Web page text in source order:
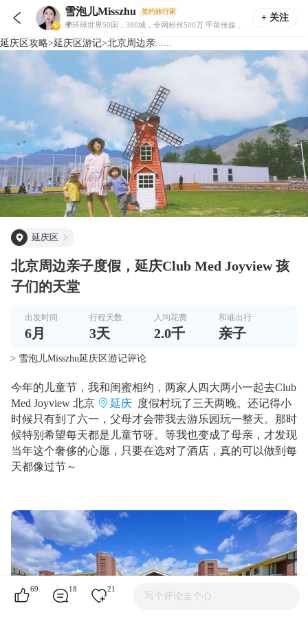
 雪泡儿Misszhu 签约旅行家
+ 关注
延庆区攻略>延庆区游记>北京周边亲......
延庆区
北京周边亲子度假，延庆Club Med Joyview 孩
子们的天堂
出发时间
6月
行程天数
3天
人均花费
2.0千
和谁出行
亲子
> 雪泡儿Misszhu延庆区游记评论
今年的儿童节，我和闺蜜相约，两家人四大两小一起去Club
Med Joyview 北京
延庆 度假村玩了三天两晚。还记得小
时候只有到了六一，父母才会带我去游乐园玩一整天。那时
候特别希望每天都是儿童节呀。等我也变成了母亲，才发现
当年这个奢侈的心愿，只要在选对了酒店，真的可以做到每
天都像过节～
69 18 21
写个评论走个心